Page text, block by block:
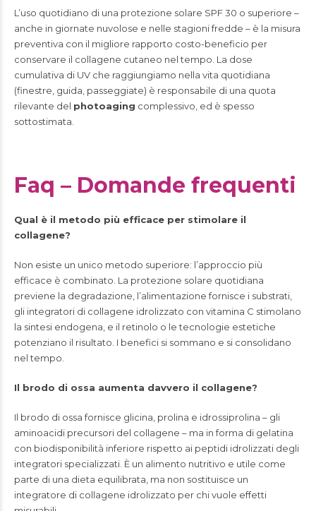
L’uso quotidiano di una protezione solare SPF 30 o superiore –
anche in giornate nuvolose e nelle stagioni fredde – è la misura
preventiva con il migliore rapporto costo-beneficio per
conservare il collagene cutaneo nel tempo. La dose
cumulativa di UV che raggiungiamo nella vita quotidiana
(finestre, guida, passeggiate) è responsabile di una quota
rilevante del photoaging complessivo, ed è spesso
sottostimata.
Faq – Domande frequenti
Qual è il metodo più efficace per stimolare il
collagene?
Non esiste un unico metodo superiore: l’approccio più
efficace è combinato. La protezione solare quotidiana
previene la degradazione, l’alimentazione fornisce i substrati,
gli integratori di collagene idrolizzato con vitamina C stimolano
la sintesi endogena, e il retinolo o le tecnologie estetiche
potenziano il risultato. I benefici si sommano e si consolidano
nel tempo.
Il brodo di ossa aumenta davvero il collagene?
Il brodo di ossa fornisce glicina, prolina e idrossiprolina – gli
aminoacidi precursori del collagene – ma in forma di gelatina
con biodisponibilità inferiore rispetto ai peptidi idrolizzati degli
integratori specializzati. È un alimento nutritivo e utile come
parte di una dieta equilibrata, ma non sostituisce un
integratore di collagene idrolizzato per chi vuole effetti